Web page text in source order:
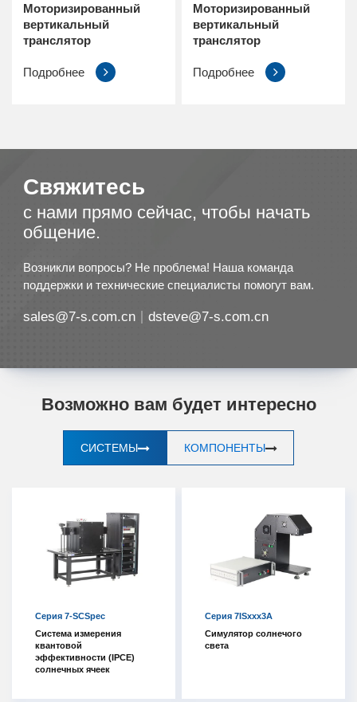
Моторизированный
вертикальный
транслятор
Подробнее
Моторизированный
вертикальный
транслятор
Подробнее
Свяжитесь
с нами прямо сейчас, чтобы начать
общение.
Возникли вопросы? Не проблема! Наша команда
поддержки и технические специалисты помогут вам.
sales@7-s.com.cn dsteve@7-s.com.cn
Возможно вам будет интересно
СИСТЕМЫ КОМПОНЕНТЫ
Серия 7-SCSpec
Система измерения
квантовой
эффективности (IPCE)
солнечных ячеек
Серия 7ISxxx3A
Симулятор солнечого
света